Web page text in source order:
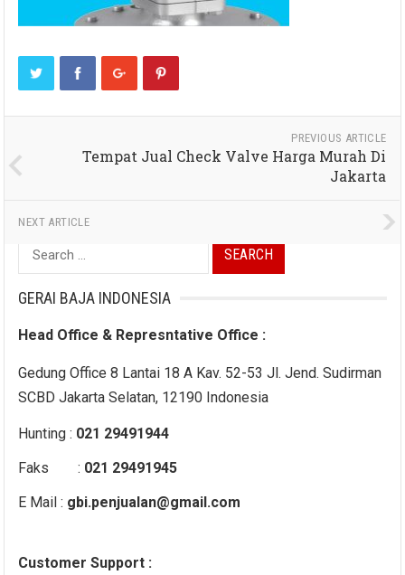
PREVIOUS ARTICLE
Tempat Jual Check Valve Harga Murah Di
Jakarta
NEXT ARTICLE
Search
for:
GERAI BAJA INDONESIA
Head Office & Represntative Office :
Gedung Office 8 Lantai 18 A Kav. 52-53 Jl. Jend. Sudirman
SCBD Jakarta Selatan, 12190 Indonesia
Hunting : 021 29491944
Faks : 021 29491945
E Mail : gbi.penjualan@gmail.com
Customer Support :